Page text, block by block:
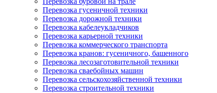
Перевозка гусеничной техники
Перевозка дорожной техники
Перевозка кабелеукладчиков
Перевозка карьерной техники
Перевозка коммерческого транспорта
Перевозка кранов: гусеничного, башенного
Перевозка лесозаготовительной техники
Перевозка сваебойных машин
Перевозка сельскохозяйственной техники
Перевозка строительной техники